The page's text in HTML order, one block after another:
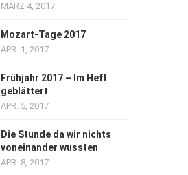
MÄRZ 4, 2017
Mozart-Tage 2017
APR. 1, 2017
Frühjahr 2017 – Im Heft
geblättert
APR. 5, 2017
Die Stunde da wir nichts
voneinander wussten
APR. 8, 2017